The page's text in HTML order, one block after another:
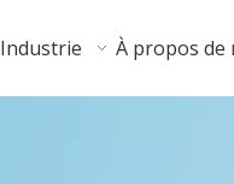
Industrie À propos de